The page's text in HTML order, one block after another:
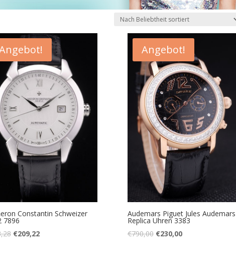
Constantin Schweizer
7896
€209,22
Angebot!
Audemars Piguet Jules Audemars
Replica Uhren 3383
€790,00 €230,00